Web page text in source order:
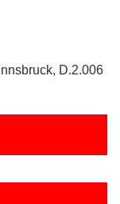
D.2.006